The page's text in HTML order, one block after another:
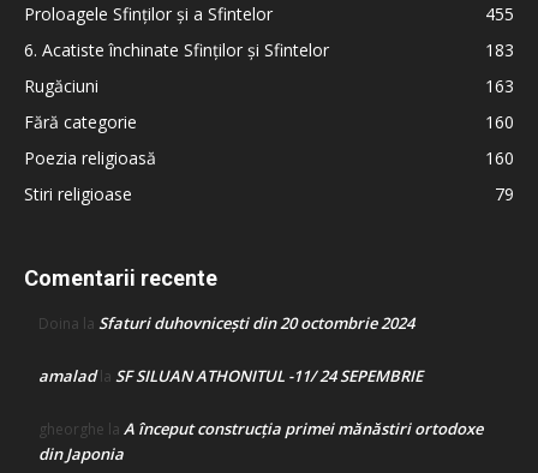
Proloagele Sfinților și a Sfintelor
455
6. Acatiste închinate Sfinților și Sfintelor
183
Rugăciuni
163
Fără categorie
160
Poezia religioasă
160
Stiri religioase
79
Comentarii recente
Doina la Sfaturi duhovnicești din 20 octombrie 2024
amaladla SF SILUAN ATHONITUL -11/ 24 SEPEMBRIE
gheorghe la A început construcţia primei mănăstiri ortodoxe
din Japonia